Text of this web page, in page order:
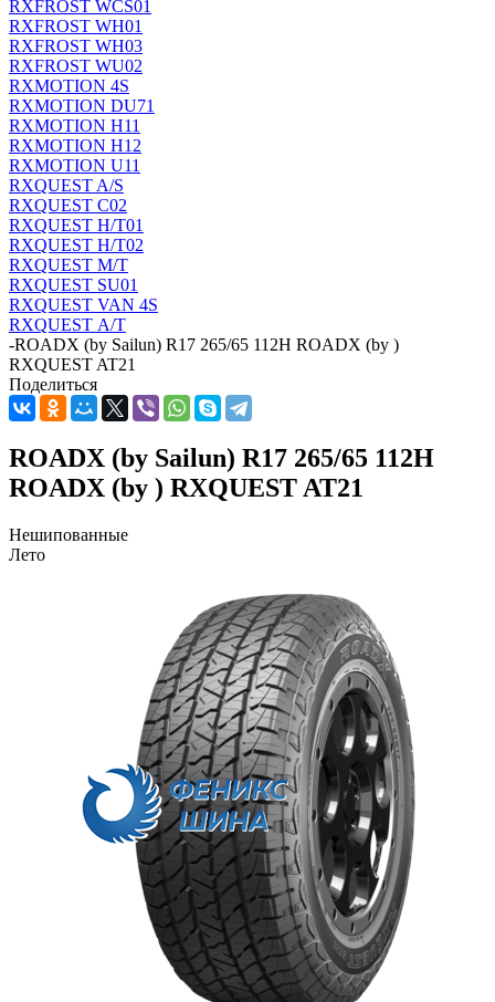
RXFROST WCS01
RXFROST WH01
RXFROST WH03
RXFROST WU02
RXMOTION 4S
RXMOTION DU71
RXMOTION H11
RXMOTION H12
RXMOTION U11
RXQUEST A/S
RXQUEST C02
RXQUEST H/T01
RXQUEST H/T02
RXQUEST M/T
RXQUEST SU01
RXQUEST VAN 4S
RXQUEST А/Т
-ROADX (by Sailun) R17 265/65 112H ROADX (by )
RXQUEST AT21
Поделиться
ROADX (by Sailun) R17 265/65 112H
ROADX (by ) RXQUEST AT21
Нешипованные
Лето